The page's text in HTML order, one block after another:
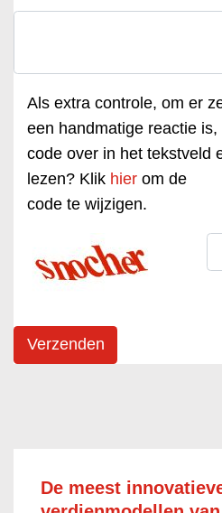
Als extra controle, om er
een handmatige reactie
code over in het tekstveld
lezen? Klik hier om de
code te wijzigen.
De meest